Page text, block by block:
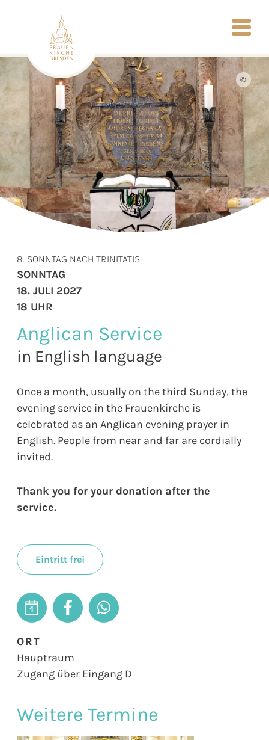
©
Anglican Service
in English language
Once a month, usually on the third Sunday, the
evening service in the Frauenkirche is
celebrated as an Anglican evening prayer in
English. People from near and far are cordially
invited.
Thank you for your donation after the
service.
Eintritt frei
8. SONNTAG NACH TRINITATIS
SONNTAG
18. JULI 2027
18 UHR
ORT
Hauptraum
Zugang über Eingang D
Weitere Termine